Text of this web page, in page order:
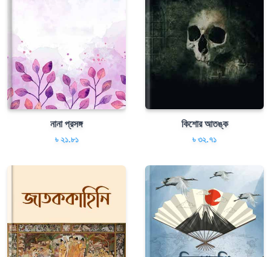
নানা প্রসঙ্গ
৳ ২১.৮১
কিশোর আতঙ্ক
৳ ৩২.৭১